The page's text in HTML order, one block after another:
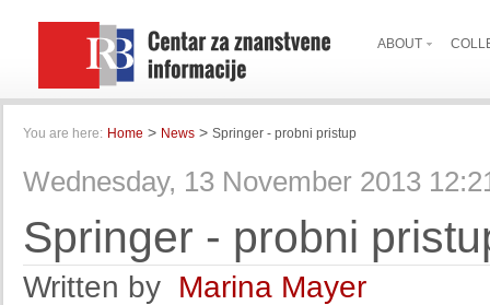
ABOUT
You are here: Home > News > Springer - probni pristup
Wednesday, 13 November 2013
Springer - probni
Written by Marina Mayer